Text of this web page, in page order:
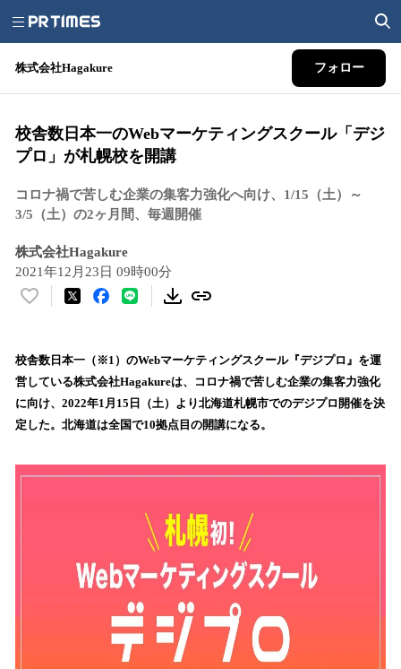
株式会社Hagakure フォロー
校舎数日本一のWebマーケティングスクール「デジ
プロ」が札幌校を開講
コロナ禍で苦しむ企業の集客力強化へ向け、1/15（土）～
3/5（土）の2ヶ月間、毎週開催
株式会社Hagakure
2021年12月23日 09時00分
い
！
数
を
読
み
校舎数日本一（※1）のWebマーケティングスクール『デジプロ』を運
営している株式会社Hagakureは、コロナ禍で苦しむ企業の集客力強化
に向け、2022年1月15日（土）より北海道札幌市でのデジプロ開催を決
定した。北海道は全国で10拠点目の開講になる。